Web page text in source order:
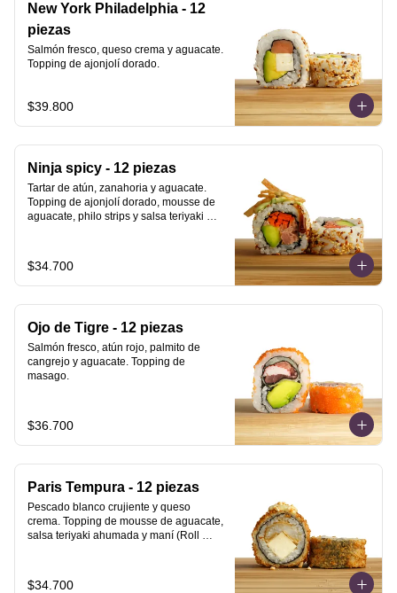
New York Philadelphia - 12
piezas
Salmón fresco, queso crema y aguacate.
Topping de ajonjolí dorado.
$39.800
Ninja spicy - 12 piezas
Tartar de atún, zanahoria y aguacate.
Topping de ajonjolí dorado, mousse de
aguacate, philo strips y salsa teriyaki
$34.700
Ojo de Tigre - 12 piezas
Salmón fresco, atún rojo, palmito de
cangrejo y aguacate. Topping de
masago.
$36.700
Paris Tempura - 12 piezas
Pescado blanco crujiente y queso
crema. Topping de mousse de aguacate,
salsa teriyaki ahumada y maní (Roll
$34.700